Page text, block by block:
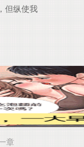
但纵使我
章